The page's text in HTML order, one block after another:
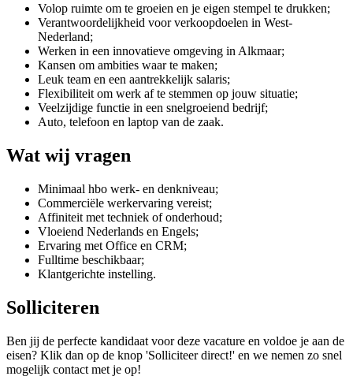
Volop ruimte om te groeien en je eigen stempel te drukken;
Verantwoordelijkheid voor verkoopdoelen in West-
Nederland;
Werken in een innovatieve omgeving in Alkmaar;
Kansen om ambities waar te maken;
Leuk team en een aantrekkelijk salaris;
Flexibiliteit om werk af te stemmen op jouw situatie;
Veelzijdige functie in een snelgroeiend bedrijf;
Auto, telefoon en laptop van de zaak.
Wat wij vragen
Minimaal hbo werk- en denkniveau;
Commerciële werkervaring vereist;
Affiniteit met techniek of onderhoud;
Vloeiend Nederlands en Engels;
Ervaring met Office en CRM;
Fulltime beschikbaar;
Klantgerichte instelling.
Solliciteren
Ben jij de perfecte kandidaat voor deze vacature en voldoe je aan de
eisen? Klik dan op de knop 'Solliciteer direct!' en we nemen zo snel
mogelijk contact met je op!